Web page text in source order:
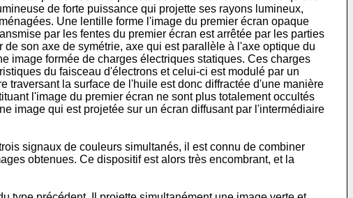
de forte puissance qui projette ses rayons lumineux,
Une lentille forme l'image du premier écran opaque
par les fentes du premier écran est arrêtée par les parties
son axe de symétrie, axe qui est parallèle à l'axe optique du
image formée de charges électriques statiques. Ces charges
du faisceau d'électrons et celui-ci est modulé par un
la surface de l'huile est donc diffractée d'une manière
l'image du premier écran ne sont plus totalement occultés
image qui est projetée sur un écran diffusant par l'intermédiaire
signaux de couleurs simultanés, il est connu de combiner
obtenues. Ce dispositif est alors très encombrant, et la